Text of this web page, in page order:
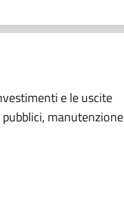
e le uscite
manutenzione